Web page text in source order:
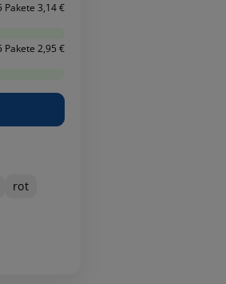
Pakete 3,14 €
Pakete 2,95 €
rot